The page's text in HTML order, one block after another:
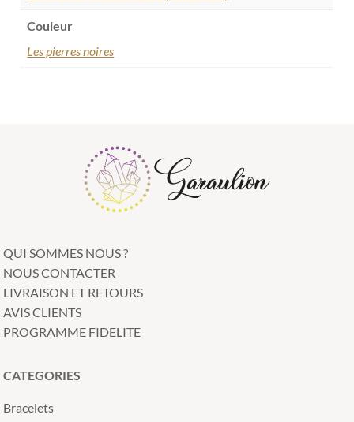
Couleur
Les pierres noires
QUI SOMMES NOUS ?
NOUS CONTACTER
LIVRAISON ET RETOURS
AVIS CLIENTS
PROGRAMME FIDELITE
CATEGORIES
Bracelets